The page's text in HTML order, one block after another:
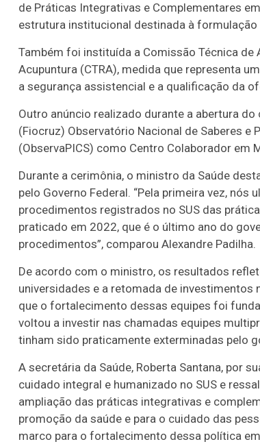
de Práticas Integrativas e Complementares
estrutura institucional destinada à
Também foi instituída a Comissão Técnica
Acupuntura (CTRA), medida que representa
a segurança assistencial e a qualificação da
Outro anúncio realizado durante a abertura
(Fiocruz) Observatório Nacional de Saberes
(ObservaPICS) como Centro Colaborador em
Durante a cerimônia, o ministro da Saúde
pelo Governo Federal. “Pela primeira vez,
procedimentos registrados no SUS das
praticado em 2022, que é o último ano do
procedimentos”, comparou Alexandre Padilha.
De acordo com o ministro, os resultados
universidades e a retomada de
que o fortalecimento dessas equipes foi
voltou a investir nas chamadas equipes
tinham sido praticamente exterminadas pelo
A secretária da Saúde, Roberta Santana, por
cuidado integral e humanizado no SUS e
ampliação das práticas integrativas e
promoção da saúde e para o cuidado das
marco para o fortalecimento dessa política